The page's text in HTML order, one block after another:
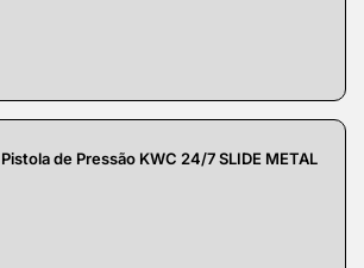
Pistola de Pressão KWC 24/7 SLIDE METAL